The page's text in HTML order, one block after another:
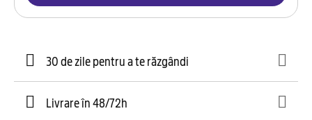
30 de zile pentru a te răzgândi
Livrare în 48/72h